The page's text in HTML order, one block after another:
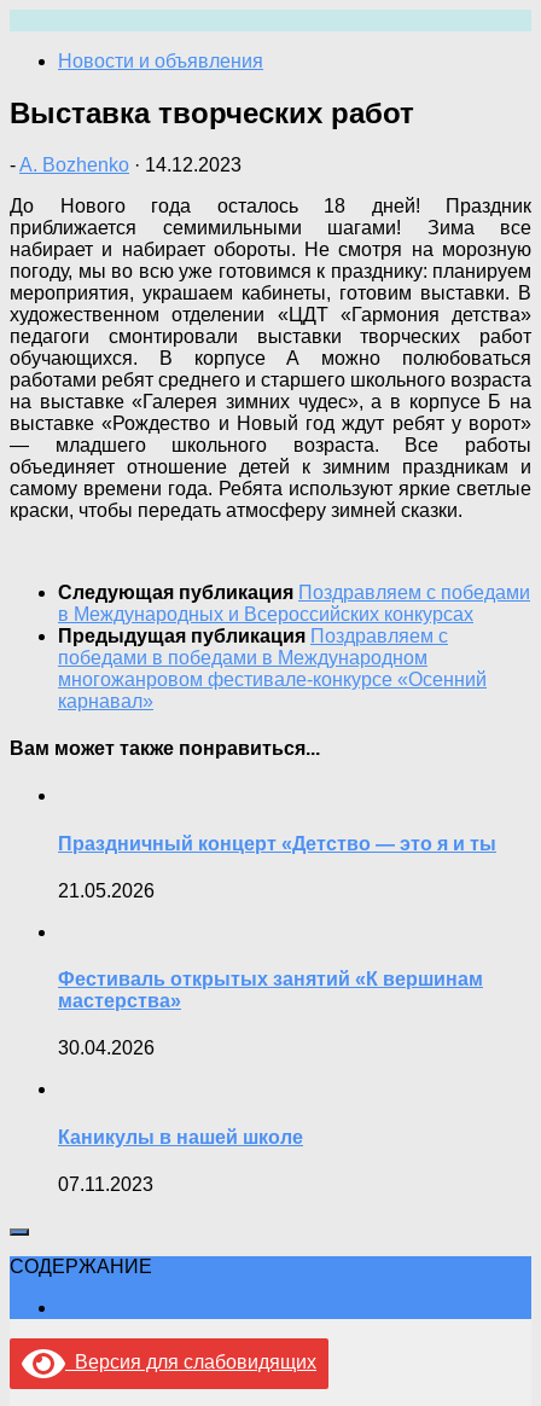
содержимому
Новости и объявления
Выставка творческих работ
-A. Bozhenko · 14.12.2023
До Нового года осталось 18 дней! Праздник
приближается семимильными шагами! Зима все
набирает и набирает обороты. Не смотря на морозную
погоду, мы во всю уже готовимся к празднику: планируем
мероприятия, украшаем кабинеты, готовим выставки. В
художественном отделении «ЦДТ «Гармония детства»
педагоги смонтировали выставки творческих работ
обучающихся. В корпусе А можно полюбоваться
работами ребят среднего и старшего школьного возраста
на выставке «Галерея зимних чудес», а в корпусе Б на
выставке «Рождество и Новый год ждут ребят у ворот»
— младшего школьного возраста. Все работы
объединяет отношение детей к зимним праздникам и
самому времени года. Ребята используют яркие светлые
краски, чтобы передать атмосферу зимней сказки.
Следующая публикация Поздравляем с победами
в Международных и Всероссийских конкурсах
Предыдущая публикация Поздравляем с
победами в победами в Международном
многожанровом фестивале-конкурсе «Осенний
карнавал»
Вам может также понравиться...
Праздничный концерт «Детство — это я и ты
21.05.2026
Фестиваль открытых занятий «К вершинам
мастерства»
30.04.2026
Каникулы в нашей школе
07.11.2023
СОДЕРЖАНИЕ
Версия для слабовидящих